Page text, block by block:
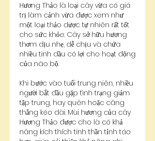
Hương Thảo là loại cây vừa có giá
trị làm cảnh vừa được xem như
một loại thảo dược tự nhiên rất tốt
cho sức khỏe. Cây sở hữu hương
thơm dịu nhẹ, dễ chịu và chứa
nhiều tinh dầu có lợi cho hoạt động
của não bộ.
Khi bước vào tuổi trung niên, nhiều
người bắt đầu gặp tình trạng giảm
tập trung, hay quên hoặc căng
thẳng kéo dài. Mùi hương của cây
Hương Thảo được cho là có khả
năng kích thích tinh thần tỉnh táo